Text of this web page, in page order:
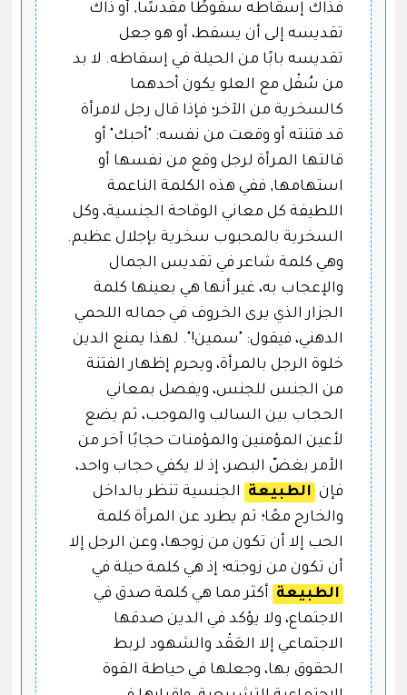
فذاك إسقاطه سقوطًا مقدسًا, أو ذاك
تقديسه إلى أن يسقط، أو هو جعل
تقديسه بابًا من الحيلة في إسقاطه. لا بد
من سُفْل مع العلو يكون أحدهما
كالسخرية من الآخر؛ فإذا قال رجل لامرأة
قد فتنته أو وقعت من نفسه: "أحبك" أو
قالتها المرأة لرجل وقع من نفسها أو
استهامها, ففي هذه الكلمة الناعمة
اللطيفة كل معاني الوقاحة الجنسية، وكل
السخرية بالمحبوب سخرية بإجلال عظيم.
وهي كلمة شاعر في تقديس الجمال
والإعجاب به، غير أنها هي بعينها كلمة
الجزار الذي يرى الخروف في جماله اللحمي
الدهني، فيقول: "سمين!". لهذا يمنع الدين
خلوة الرجل بالمرأة، ويحرم إظهار الفتنة
من الجنس للجنس، ويفصل بمعاني
الحجاب بين السالب والموجب، ثم يضع
لأعين المؤمنين والمؤمنات حجابًا آخر من
الأمر بغضّ البصر، إذ لا يكفي حجاب واحد،
فإن الطبيعة
الجنسية تنظر بالداخل
والخارج معًا؛ ثم يطرد عن المرأة كلمة
الحب إلا أن تكون من زوجها، وعن الرجل إلا
أن تكون من زوجته؛ إذ هي كلمة حيلة في
الطبيعة
أكثر مما هي كلمة صدق في
الاجتماع، ولا يؤكد في الدين صدقها
الاجتماعي إلا العَقْد والشهود لربط
الحقوق بها، وجعلها في حياطة القوة